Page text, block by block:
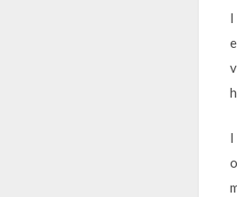
I
I